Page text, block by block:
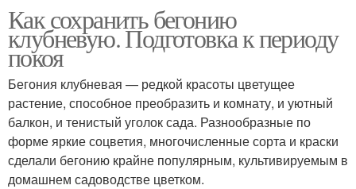
Как сохранить бегонию
клубневую. Подготовка к периоду
покоя
Бегония клубневая — редкой красоты цветущее
растение, способное преобразить и комнату, и уютный
балкон, и тенистый уголок сада. Разнообразные по
форме яркие соцветия, многочисленные сорта и краски
сделали бегонию крайне популярным, культивируемым в
домашнем садоводстве цветком.